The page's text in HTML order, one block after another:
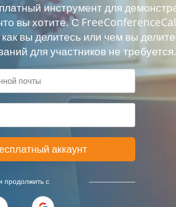
инструмент для
вы хотите. С
вы делитесь или чем вы
для участников не требуется.
аккаунт
продолжить с